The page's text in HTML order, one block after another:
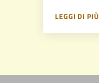
LEGGI DI PIÙ